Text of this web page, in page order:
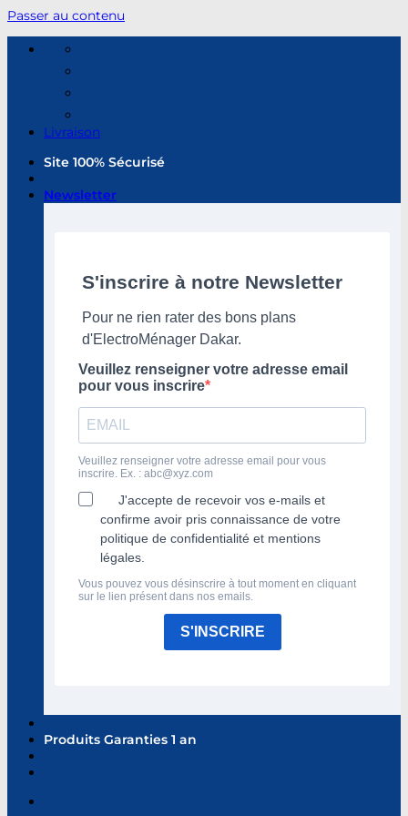
Passer au contenu
Livraison
Site 100% Sécurisé
Newsletter
S'inscrire à notre Newsletter
Pour ne rien rater des bons plans
d'ElectroMénager Dakar.
Veuillez renseigner votre adresse email
pour vous inscrire
Veuillez renseigner votre adresse email pour vous
inscrire. Ex. : abc@xyz.com
J'accepte de recevoir vos e-mails et
confirme avoir pris connaissance de votre
politique de confidentialité et mentions
légales.
Vous pouvez vous désinscrire à tout moment en cliquant
sur le lien présent dans nos emails.
S'INSCRIRE
Produits Garanties 1 an